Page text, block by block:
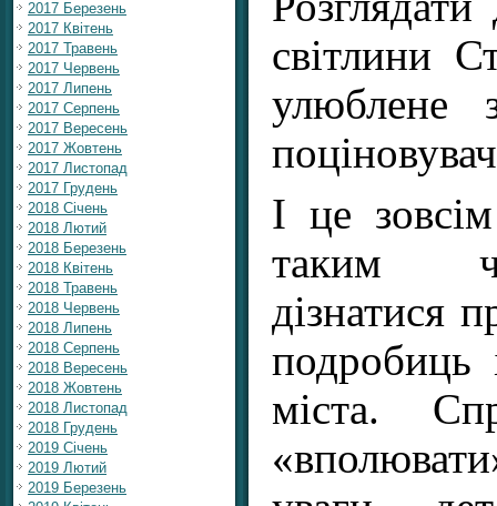
2017 Березень
2017 Квітень
2017 Травень
2017 Червень
2017 Липень
2017 Серпень
2017 Вересень
2017 Жовтень
2017 Листопад
2017 Грудень
2018 Січень
2018 Лютий
2018 Березень
2018 Квітень
2018 Травень
2018 Червень
2018 Липень
2018 Серпень
2018 Вересень
2018 Жовтень
2018 Листопад
2018 Грудень
2019 Січень
2019 Лютий
2019 Березень
світлини
улюблене
І це
таким
дізнатися
подробиць
міста.